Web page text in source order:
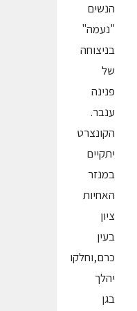
הנשים
"נעמה"
בניצוחה
של
פנינה
ענבר.
הקונצרט
יתקיים
במנזר
האחיות
ציון
בעין
כרם,וחלקו
יהלך
בגן